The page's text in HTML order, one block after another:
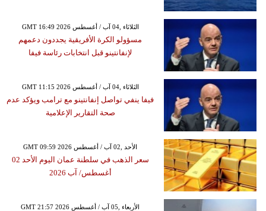
GMT 16:49 2026 الثلاثاء ,04 آب / أغسطس
مسؤولو الكرة الأفريقية يجددون دعمهم
لإنفانتينو قبل انتخابات رئاسة فيفا
GMT 11:15 2026 الثلاثاء ,04 آب / أغسطس
فيفا ينفي تواصل إنفانتينو مع ترامب ويؤكد عدم
صحة التقارير الإعلامية
GMT 09:59 2026 الأحد ,02 آب / أغسطس
سعر الذهب في سلطنة عمان اليوم الأحد 02
أغسطس/ آب 2026
GMT 21:57 2026 الأربعاء ,05 آب / أغسطس